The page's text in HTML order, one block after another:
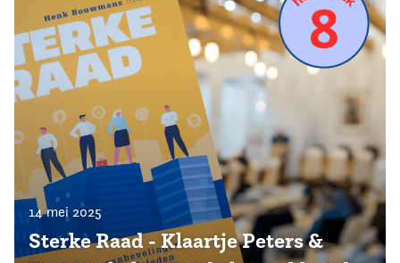
14 mei 2025
Sterke Raad - Klaartje Peters &